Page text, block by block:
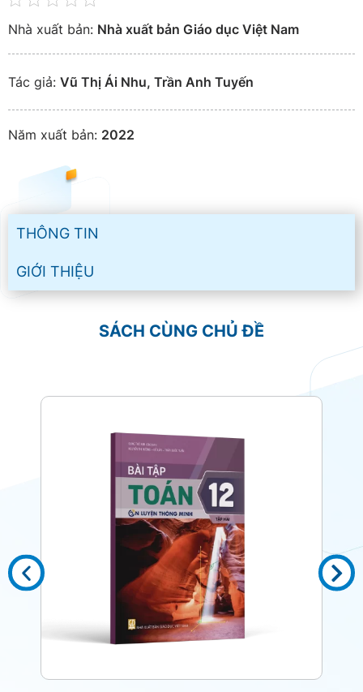
Nhà xuất bản: Nhà xuất bản Giáo dục Việt Nam
Tác giả: Vũ Thị Ái Nhu, Trần Anh Tuyến
Năm xuất bản: 2022
THÔNG TIN
GIỚI THIỆU
SÁCH CÙNG CHỦ ĐỀ